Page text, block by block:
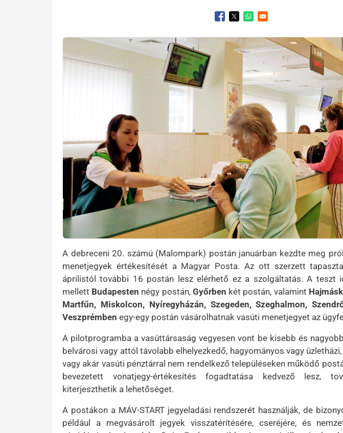
Opens in a new window
Opens in a new window
Opens in a new window
Kép
A debreceni 20. számú (Malompark) postán januárban kezdte meg
menetjegyek értékesítését a Magyar Posta. Az ott szerzett
áprilistól további 16 postán lesz elérhető ez a szolgáltatás. A teszt
mellett Budapesten négy postán, Győrben két postán, valamint
Martfűn, Miskolcon, Nyíregyházán, Szegeden, Szeghalmon,
Veszprémben egy-egy postán vásárolhatnak vasúti menetjegyet az
A pilotprogramba a vasúttársaság vegyesen vont be kisebb és
belvárosi vagy attól távolabb elhelyezkedő, hagyományos vagy
vagy akár vasúti pénztárral nem rendelkező településeken működő
bevezetett vonatjegy-értékesítés fogadtatása kedvező lesz,
kiterjeszthetik a lehetőséget.
A postákon a MÁV-START jegyeladási rendszerét használják, de
például a megvásárolt jegyek visszatérítésére, cseréjére, és